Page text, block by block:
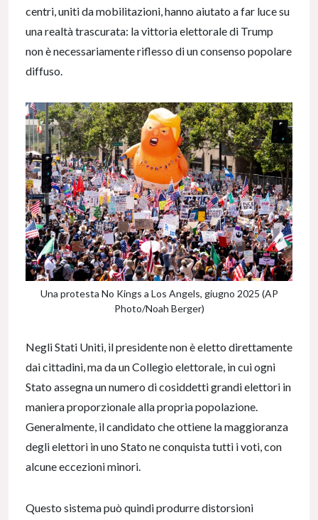
centri, uniti da mobilitazioni, hanno aiutato a far luce su
una realtà trascurata: la vittoria elettorale di Trump
non è necessariamente riflesso di un consenso popolare
diffuso.
Una protesta No Kings a Los Angels, giugno 2025 (AP
Photo/Noah Berger)
Negli Stati Uniti, il presidente non è eletto direttamente
dai cittadini, ma da un Collegio elettorale, in cui ogni
Stato assegna un numero di cosiddetti grandi elettori in
maniera proporzionale alla propria popolazione.
Generalmente, il candidato che ottiene la maggioranza
degli elettori in uno Stato ne conquista tutti i voti, con
alcune eccezioni minori.
Questo sistema può quindi produrre distorsioni